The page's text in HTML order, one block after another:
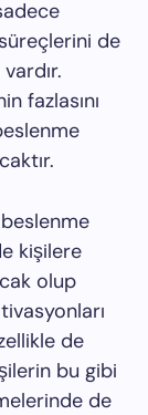
de
fazlasını
kişilere
olup
de
bu gibi
de